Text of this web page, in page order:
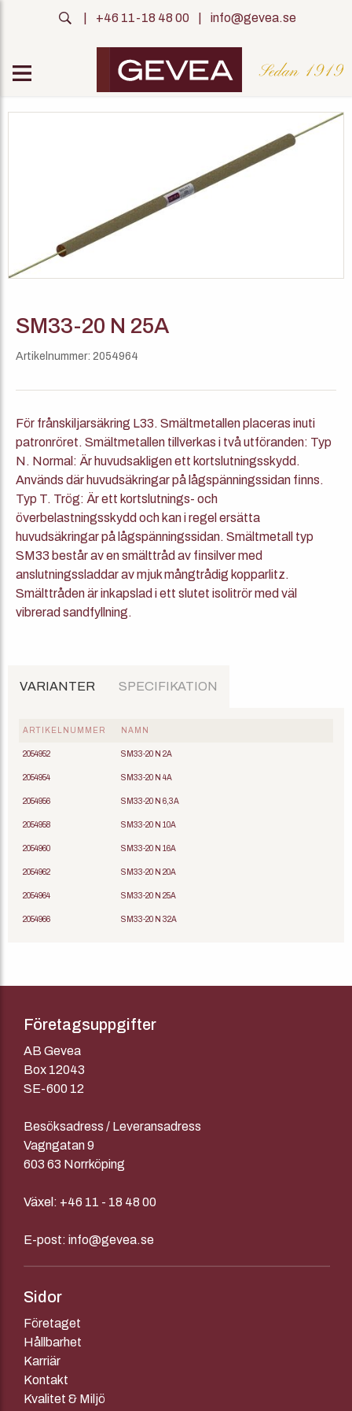
+46 11-18 48 00 info@gevea.se
SM33-20 N 25A
Artikelnummer: 2054964
För frånskiljarsäkring L33. Smältmetallen placeras inuti
patronröret. Smältmetallen tillverkas i två utföranden: Typ
N. Normal: Är huvudsakligen ett kortslutningsskydd.
Används där huvudsäkringar på lågspänningssidan finns.
Typ T. Trög: Är ett kortslutnings- och
överbelastningsskydd och kan i regel ersätta
huvudsäkringar på lågspänningssidan. Smältmetall typ
SM33 består av en smälttråd av finsilver med
anslutningssladdar av mjuk mångtrådig kopparlitz.
Smälttråden är inkapslad i ett slutet isolitrör med väl
vibrerad sandfyllning.
VARIANTER SPECIFIKATION
ARTIKELNUMMER NAMN
2054952 SM33-20 N 2A
2054954 SM33-20 N 4A
2054956 SM33-20 N 6,3A
2054958 SM33-20 N 10A
2054960 SM33-20 N 16A
2054962 SM33-20 N 20A
2054964 SM33-20 N 25A
2054966 SM33-20 N 32A
Företagsuppgifter
AB Gevea
Box 12043
SE-600 12
Besöksadress / Leveransadress
Vagngatan 9
603 63 Norrköping
Växel: +46 11 - 18 48 00
E-post: info@gevea.se
Sidor
Företaget
Hållbarhet
Karriär
Kontakt
Kvalitet & Miljö